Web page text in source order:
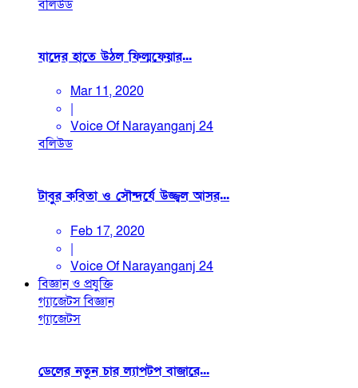
বলিউড
যাদের হাতে উঠল ফিল্মফেয়ার...
Mar 11, 2020
|
Voice Of Narayanganj 24
বলিউড
টাবুর কবিতা ও সৌন্দর্যে উজ্জ্বল আসর...
Feb 17, 2020
|
Voice Of Narayanganj 24
বিজ্ঞান ও প্রযুক্তি
গ্যাজেটসবিজ্ঞান
গ্যাজেটস
ডেলের নতুন চার ল্যাপটপ বাজারে...